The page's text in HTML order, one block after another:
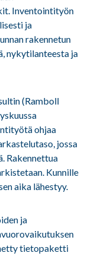
Inventointityön
ja
rakennetun
nykytilanteesta ja
(Ramboll
ohjaa
jossa
Rakennettua
Kunnille
aika lähestyy.
ja
tietopaketti